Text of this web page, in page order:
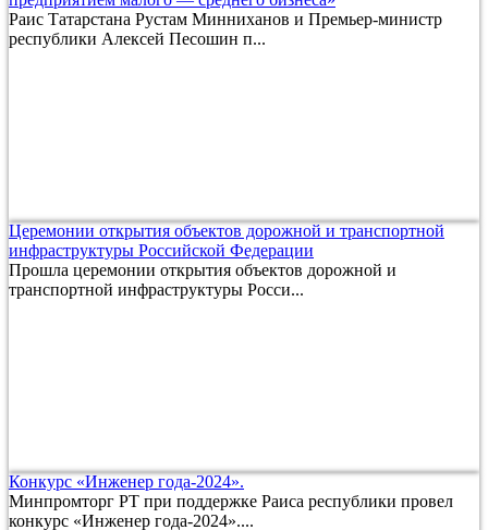
Раис Татарстана Рустам Минниханов и Премьер-министр
республики Алексей Песошин п...
Церемонии открытия объектов дорожной и транспортной
инфраструктуры Российской Федерации
Прошла церемонии открытия объектов дорожной и
транспортной инфраструктуры Росси...
Конкурс «Инженер года-2024».
Минпромторг РТ при поддержке Раиса республики провел
конкурс «Инженер года-2024»....